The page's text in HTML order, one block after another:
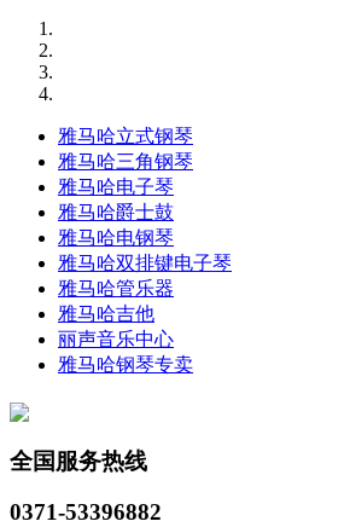
雅马哈立式钢琴
雅马哈三角钢琴
雅马哈电子琴
雅马哈爵士鼓
雅马哈电钢琴
雅马哈双排键电子琴
雅马哈管乐器
雅马哈吉他
丽声音乐中心
雅马哈钢琴专卖
全国服务热线
0371-53396882